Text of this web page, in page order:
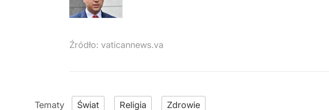
Źródło: vaticannews.va
Świat Religia Zdrowie